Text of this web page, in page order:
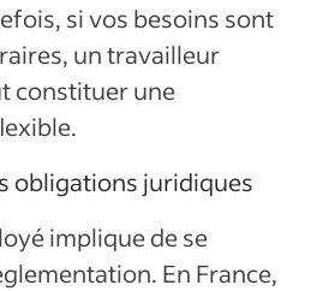
si vos besoins sont
un travailleur
constituer une
obligations juridiques
implique de se
En France,